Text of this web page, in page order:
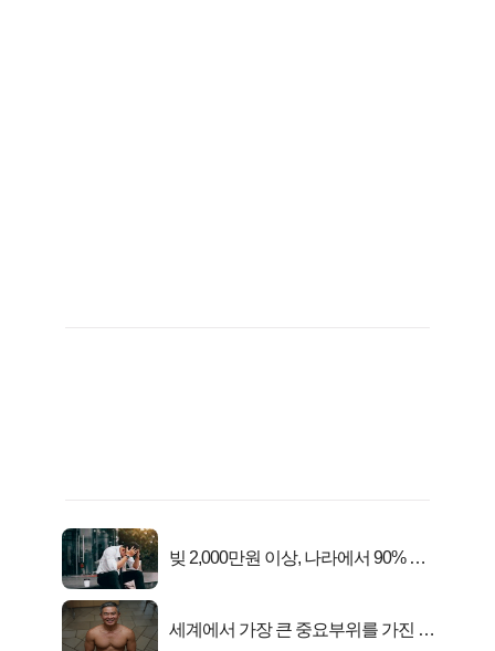
빚 2,000만원 이상, 나라에서 90% 갚
세계에서 가장 큰 중요부위를 가진 남